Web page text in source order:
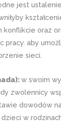
jest
konflikcie oraz
pracy. aby
sieci.
w swoim
zwolennicy
dowodów
w